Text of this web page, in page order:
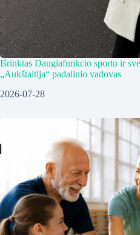
Išrinktas Daugiafunkcio sporto ir
„Aukštaitija“ padalinio vadovas
2026-07-28